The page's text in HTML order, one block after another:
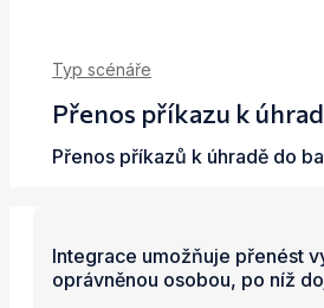
Typ scénáře
Přenos příkazu k
Přenos příkazů k úhradě do
Integrace umožňuje přenést
oprávněnou osobou, po níž